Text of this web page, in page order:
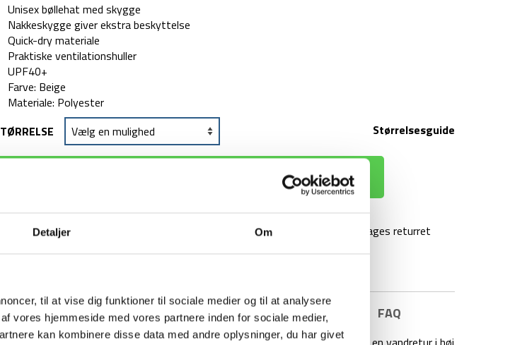
Detaljer Om
til at vise dig funktioner til sociale medier og til at analysere
vores hjemmeside med vores partnere inden for sociale medier,
kan kombinere disse data med andre oplysninger, du har givet
Unisex bøllehat med skygge
Nakkeskygge giver ekstra beskyttelse
Quick-dry materiale
Praktiske ventilationshuller
UPF40+
Farve: Beige
Materiale: Polyester
Størrelsesguide
1-2 dages levering Fri fragt over 499 kr 100 dages returret
BESKRIVELSE YDERLIGERE INFORMATION BRAND FAQ